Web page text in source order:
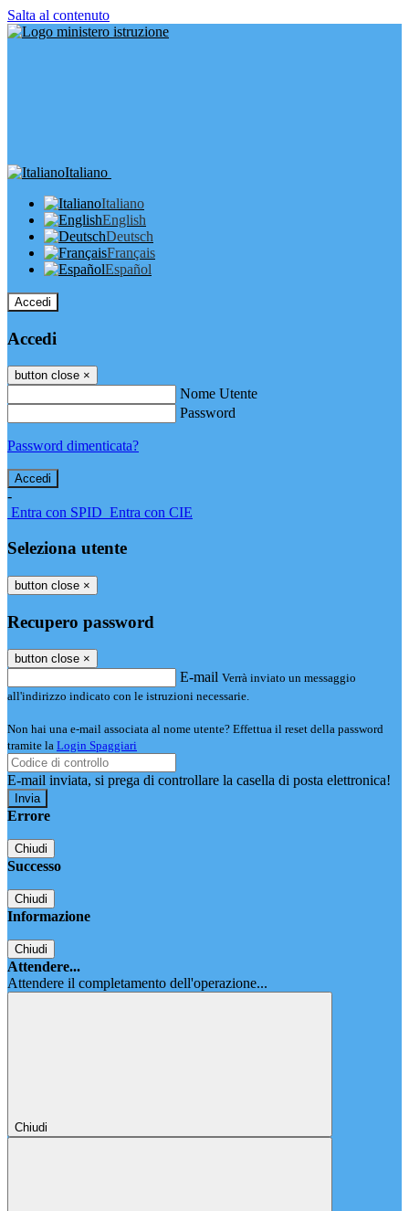
Salta al contenuto
Italiano
Italiano
English
Deutsch
Français
Español
Accedi
Accedi
button close ×
Nome Utente
Password
Password dimenticata?
-
Entra con SPID Entra con CIE
Seleziona utente
button close ×
Recupero password
button close ×
E-mail Verrà inviato un messaggio
all'indirizzo indicato con le istruzioni necessarie.
Non hai una e-mail associata al nome utente? Effettua il reset della password
tramite la Login Spaggiari
E-mail inviata, si prega di controllare la casella di posta elettronica!
Errore
Chiudi
Successo
Chiudi
Informazione
Chiudi
Attendere...
Attendere il completamento dell'operazione...
Chiudi